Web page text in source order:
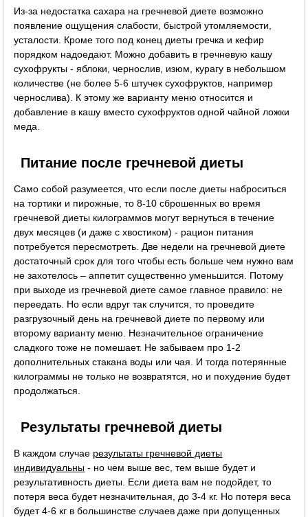
Из-за недостатка сахара на гречневой диете возможно
появление ощущения слабости, быстрой утомляемости,
усталости. Кроме того под конец диеты гречка и кефир
порядком надоедают. Можно добавить в гречневую кашу
сухофрукты - яблоки, чернослив, изюм, курагу в небольшом
количестве (не более 5-6 штучек сухофруктов, например
чернослива). К этому же варианту меню относится и
добавление в кашу вместо сухофруктов одной чайной ложки
меда.
Питание после гречневой диеты
Само собой разумеется, что если после диеты наброситься
на тортики и пирожные, то 8-10 сброшенных во время
гречневой диеты килограммов могут вернуться в течение
двух месяцев (и даже с хвостиком) - рацион питания
потребуется пересмотреть. Две недели на гречневой диете
достаточный срок для того чтобы есть больше чем нужно вам
не захотелось – аппетит существенно уменьшится. Потому
при выходе из гречневой диете самое главное правило: не
переедать. Но если вдруг так случится, то проведите
разгрузочный день на гречневой диете по первому или
второму варианту меню. Незначительное ограничение
сладкого тоже не помешает. Не забываем про 1-2
дополнительных стакана воды или чая. И тогда потерянные
килограммы не только не возвратятся, но и похудение будет
продолжаться.
Результаты гречневой диеты
В каждом случае результаты гречневой диеты
индивидуальны - но чем выше вес, тем выше будет и
результативность диеты. Если диета вам не подойдет, то
потеря веса будет незначительная, до 3-4 кг. Но потеря веса
будет 4-6 кг в большинстве случаев даже при допущенных